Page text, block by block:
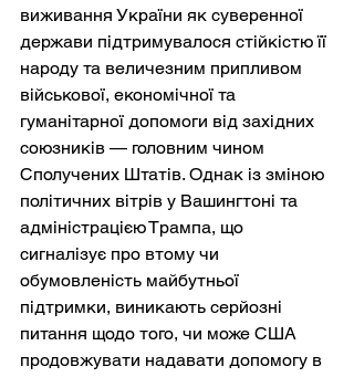
виживання України як суверенної
держави підтримувалося стійкістю її
народу та величезним припливом
військової, економічної та
гуманітарної допомоги від західних
союзників — головним чином
Сполучених Штатів. Однак із зміною
політичних вітрів у Вашингтоні та
адміністрацією Трампа, що
сигналізує про втому чи
обумовленість майбутньої
підтримки, виникають серйозні
питання щодо того, чи може США
продовжувати надавати допомогу в